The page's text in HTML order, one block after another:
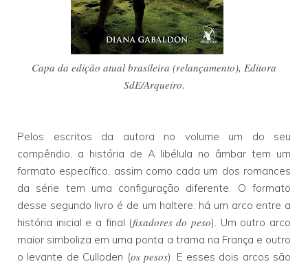
Capa da edição atual brasileira (relançamento), Editora
SdE/Arqueiro.
Pelos escritos da autora no volume um do seu
compêndio, a história de A libélula no âmbar tem um
formato específico, assim como cada um dos romances
da série tem uma configuração diferente. O formato
desse segundo livro é de um haltere: há um arco entre a
história inicial e a final (fixadores do peso). Um outro arco
maior simboliza em uma ponta a trama na França e outro
o levante de Culloden (os pesos). E esses dois arcos são